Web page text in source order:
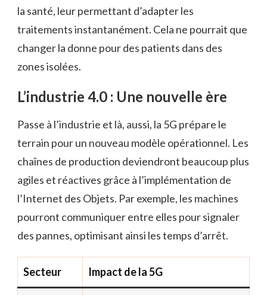
la santé, leur permettant d’adapter les
traitements instantanément. Cela ne pourrait que
changer la donne pour des patients dans des
zones isolées.
L’industrie 4.0 : Une nouvelle ère
Passe à l’industrie et là, aussi, la 5G prépare le
terrain pour un nouveau modèle opérationnel. Les
chaînes de production deviendront beaucoup plus
agiles et réactives grâce à l’implémentation de
l’Internet des Objets. Par exemple, les machines
pourront communiquer entre elles pour signaler
des pannes, optimisant ainsi les temps d’arrêt.
Secteur Impact de la 5G